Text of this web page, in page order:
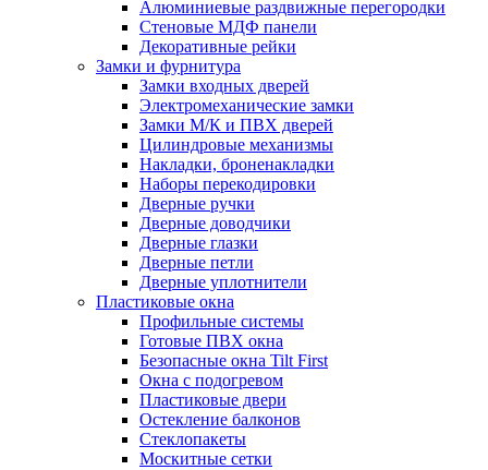
Алюминиевые раздвижные перегородки
Стеновые МДФ панели
Декоративные рейки
Замки и фурнитура
Замки входных дверей
Электромеханические замки
Замки М/К и ПВХ дверей
Цилиндровые механизмы
Накладки, броненакладки
Наборы перекодировки
Дверные ручки
Дверные доводчики
Дверные глазки
Дверные петли
Дверные уплотнители
Пластиковые окна
Профильные системы
Готовые ПВХ окна
Безопасные окна Tilt First
Окна с подогревом
Пластиковые двери
Остекление балконов
Стеклопакеты
Москитные сетки